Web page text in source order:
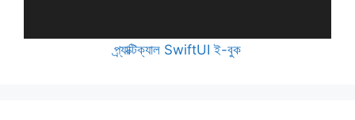
প্র্যাক্টিক্যাল SwiftUI ই-বুক